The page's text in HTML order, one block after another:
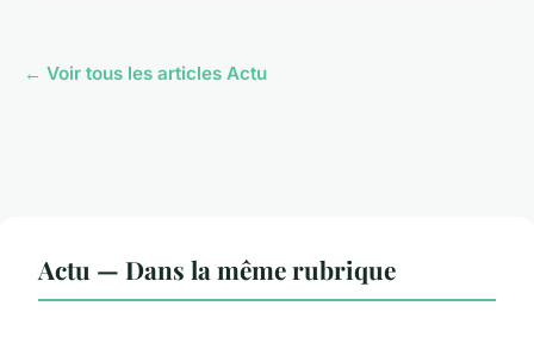
← Voir tous les articles Actu
Actu — Dans la même rubrique